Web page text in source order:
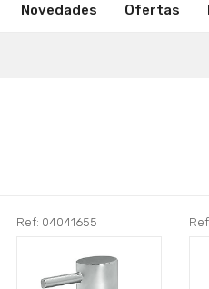
(activo)Novedades Ofertas
Ref: 04041655